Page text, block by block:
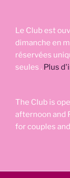
Le Club est
dimanche en
réservées
seules . Plus
The Club is
afternoon and
for couples